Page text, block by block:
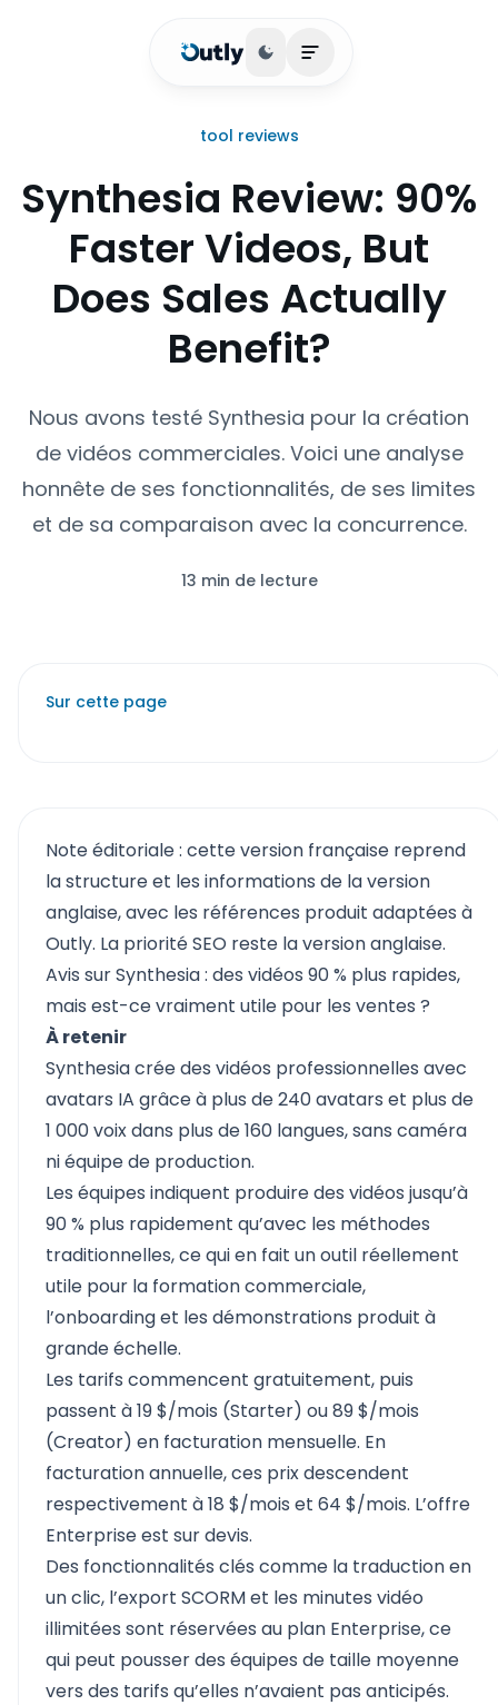
Basculer le thème
Ouvrir le menu
tool reviews
Synthesia Review: 90%
Faster Videos, But
Does Sales Actually
Benefit?
Nous avons testé Synthesia pour la création
de vidéos commerciales. Voici une analyse
honnête de ses fonctionnalités, de ses limites
et de sa comparaison avec la concurrence.
13 min de lecture
Sur cette page
Note éditoriale : cette version française reprend
la structure et les informations de la version
anglaise, avec les références produit adaptées à
Outly. La priorité SEO reste la version anglaise.
Avis sur Synthesia : des vidéos 90 % plus rapides,
mais est-ce vraiment utile pour les ventes ?
À retenir
Synthesia crée des vidéos professionnelles avec
avatars IA grâce à plus de 240 avatars et plus de
1 000 voix dans plus de 160 langues, sans caméra
ni équipe de production.
Les équipes indiquent produire des vidéos jusqu’à
90 % plus rapidement qu’avec les méthodes
traditionnelles, ce qui en fait un outil réellement
utile pour la formation commerciale,
l’onboarding et les démonstrations produit à
grande échelle.
Les tarifs commencent gratuitement, puis
passent à 19 $/mois (Starter) ou 89 $/mois
(Creator) en facturation mensuelle. En
facturation annuelle, ces prix descendent
respectivement à 18 $/mois et 64 $/mois. L’offre
Enterprise est sur devis.
Des fonctionnalités clés comme la traduction en
un clic, l’export SCORM et les minutes vidéo
illimitées sont réservées au plan Enterprise, ce
qui peut pousser des équipes de taille moyenne
vers des tarifs qu’elles n’avaient pas anticipés.